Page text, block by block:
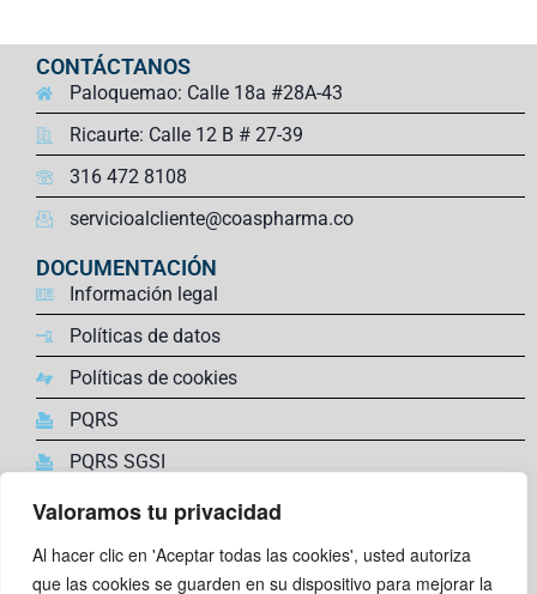
Valoramos tu privacidad
Al hacer clic en 'Aceptar todas las cookies', usted autoriza
que las cookies se guarden en su dispositivo para mejorar la
CONTÁCTANOS
Paloquemao: Calle 18a #28A-43
Ricaurte: Calle 12 B # 27-39
316 472 8108
servicioalcliente@coaspharma.co
DOCUMENTACIÓN
Información legal
Políticas de datos
Políticas de cookies
PQRS
PQRS SGSI
ENLACES DE INTERÉS
Trabaja con nosotros